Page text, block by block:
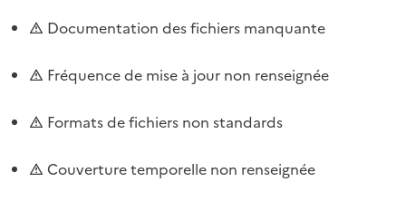
Documentation des fichiers manquante
Fréquence de mise à jour non renseignée
Formats de fichiers non standards
Couverture temporelle non renseignée